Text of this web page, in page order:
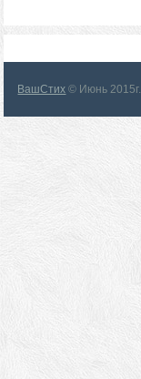
ВашСтих © Июнь 2015г.